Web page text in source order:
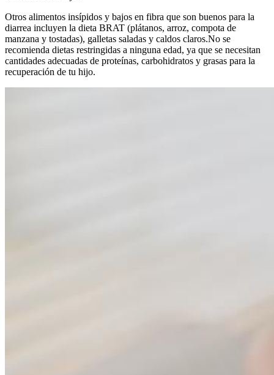
Otros alimentos insípidos y bajos en fibra que son buenos para la
diarrea incluyen la dieta BRAT (plátanos, arroz, compota de
manzana y tostadas), galletas saladas y caldos claros.No se
recomienda dietas restringidas a ninguna edad, ya que se necesitan
cantidades adecuadas de proteínas, carbohidratos y grasas para la
recuperación de tu hijo.